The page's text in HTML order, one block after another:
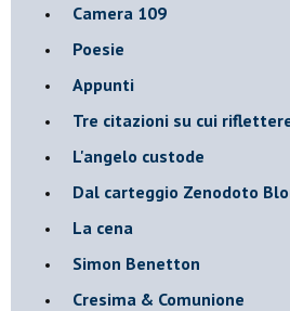
Camera 109
Poesie
Appunti
Tre citazioni su cui
L'angelo custode
Dal carteggio Zenodoto
La cena
Simon Benetton
Cresima & Comunione